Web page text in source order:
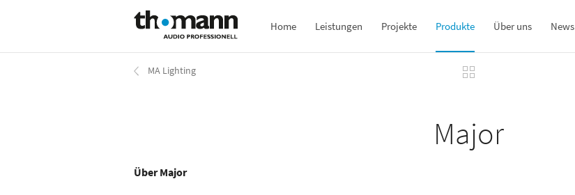
Inhalt
Home Leistungen Projekte Produkte Über uns News
MA Lighting
Major
Über Major